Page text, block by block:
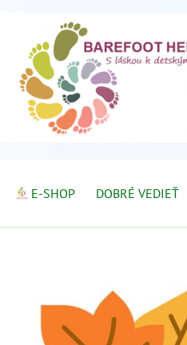
E-SHOP DOBRÉ VEDIEŤ